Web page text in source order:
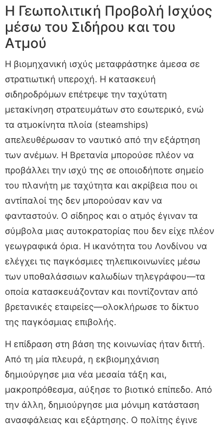
Η Γεωπολιτική Προβολή Ισχύος
μέσω του Σιδήρου και του
Ατμού
Η βιομηχανική ισχύς μεταφράστηκε άμεσα σε
στρατιωτική υπεροχή. Η κατασκευή
σιδηροδρόμων επέτρεψε την ταχύτατη
μετακίνηση στρατευμάτων στο εσωτερικό, ενώ
τα ατμοκίνητα πλοία (steamships)
απελευθέρωσαν το ναυτικό από την εξάρτηση
των ανέμων. Η Βρετανία μπορούσε πλέον να
προβάλλει την ισχύ της σε οποιοδήποτε σημείο
του πλανήτη με ταχύτητα και ακρίβεια που οι
αντίπαλοί της δεν μπορούσαν καν να
φανταστούν. Ο σίδηρος και ο ατμός έγιναν τα
σύμβολα μιας αυτοκρατορίας που δεν είχε πλέον
γεωγραφικά όρια. Η ικανότητα του Λονδίνου να
ελέγχει τις παγκόσμιες τηλεπικοινωνίες μέσω
των υποθαλάσσιων καλωδίων τηλεγράφου—τα
οποία κατασκευάζονταν και ποντίζονταν από
βρετανικές εταιρείες—ολοκλήρωσε το δίκτυο
της παγκόσμιας επιβολής.
Η επίδραση στη βάση της κοινωνίας ήταν διττή.
Από τη μία πλευρά, η εκβιομηχάνιση
δημιούργησε μια νέα μεσαία τάξη και,
μακροπρόθεσμα, αύξησε το βιοτικό επίπεδο. Από
την άλλη, δημιούργησε μια μόνιμη κατάσταση
ανασφάλειας και εξάρτησης. Ο πολίτης έγινε